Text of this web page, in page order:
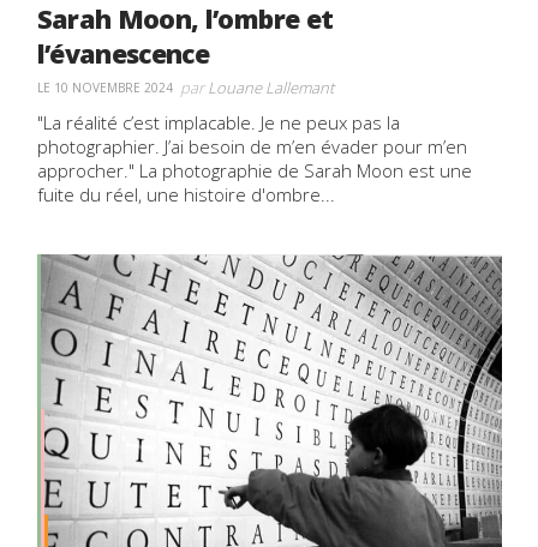
Sarah Moon, l’ombre et
l’évanescence
LE 10 NOVEMBRE 2024 parLouane Lallemant
"La réalité c’est implacable. Je ne peux pas la
photographier. J’ai besoin de m’en évader pour m’en
approcher." La photographie de Sarah Moon est une
fuite du réel, une histoire d'ombre...